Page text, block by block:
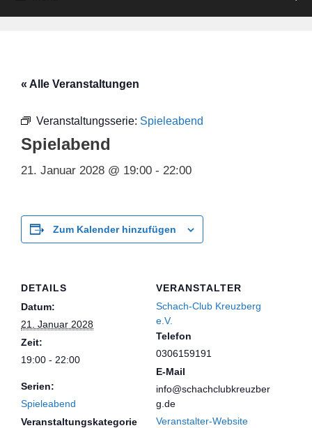
« Alle Veranstaltungen
Veranstaltungsserie: Spieleabend
Spielabend
21. Januar 2028 @ 19:00 - 22:00
Zum Kalender hinzufügen
DETAILS
Datum:
21. Januar 2028
Zeit:
19:00 - 22:00
Serien:
Spieleabend
Veranstaltungskategorie
VERANSTALTER
Schach-Club Kreuzberg
e.V.
Telefon
0306159191
E-Mail
info@schachclubkreuzber
g.de
Veranstalter-Website